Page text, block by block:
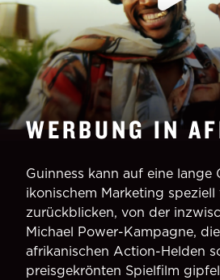
WERBUNG IN
Guinness kann auf eine lange
ikonischem Marketing
zurückblicken, von der
Michael Power-Kampagne,
afrikanischen Action-Helden
preisgekrönten Spielfilm